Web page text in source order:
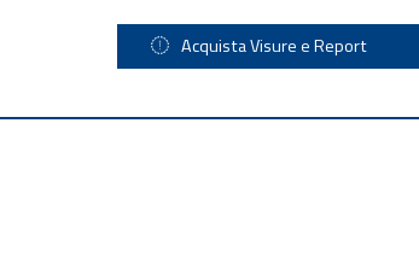
Acquista Visure e Report